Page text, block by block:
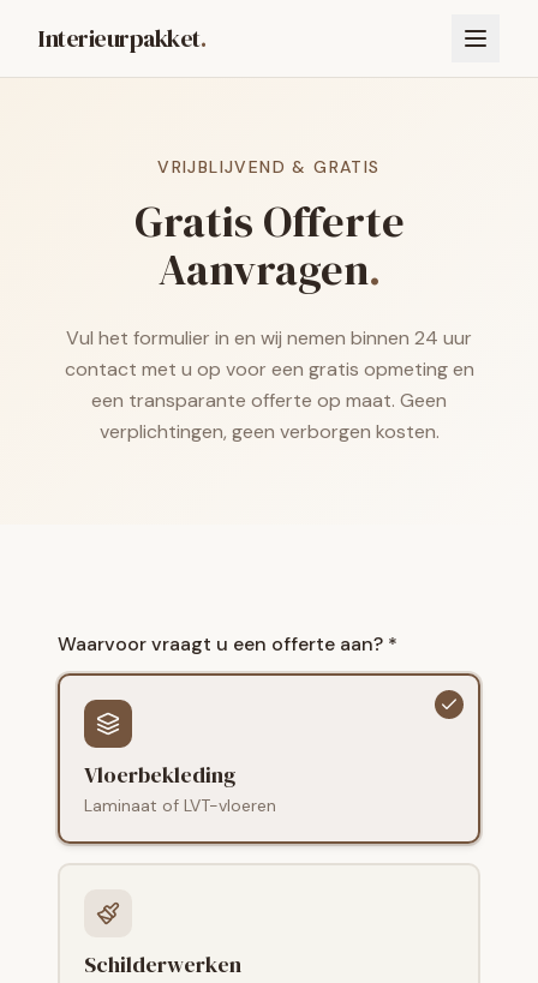
Interieurpakket.
VRIJBLIJVEND & GRATIS
Gratis Offerte
Aanvragen.
Vul het formulier in en wij nemen binnen 24 uur
contact met u op voor een gratis opmeting en
een transparante offerte op maat. Geen
verplichtingen, geen verborgen kosten.
Waarvoor vraagt u een offerte aan? *
Vloerbekleding
Laminaat of LVT-vloeren
Schilderwerken